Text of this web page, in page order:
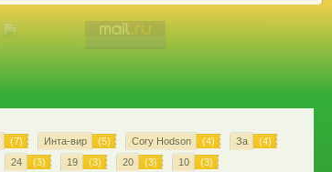
(7) Инта-вир (5) Cory Hodson (4) За
(4)
24 (3) 19 (3) 20 (3) 10
(3)